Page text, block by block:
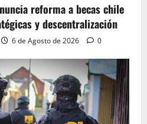
reforma a becas chile
y descentralización
6 de Agosto de 2026 0